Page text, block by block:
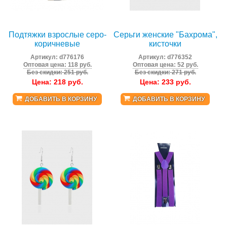
Подтяжки взрослые серо-
коричневые
Артикул:d776176
Оптовая цена: 118 руб.
Без скидки: 251 руб.
Цена: 218руб.
ДОБАВИТЬ В КОРЗИНУ
Серьги женские "Бахрома",
кисточки
Артикул:d776352
Оптовая цена: 52 руб.
Без скидки: 271 руб.
Цена: 233руб.
ДОБАВИТЬ В КОРЗИНУ